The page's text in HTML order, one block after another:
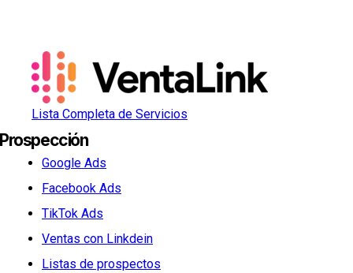
Lista Completa de Servicios
Prospección
Google Ads
Facebook Ads
TikTok Ads
Ventas con Linkdein
Listas de prospectos